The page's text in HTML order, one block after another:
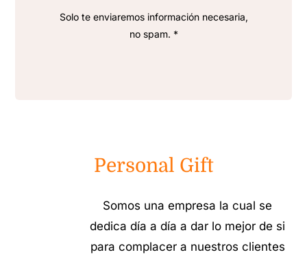
Solo te enviaremos información necesaria,
no spam. *
Personal Gift
Somos una empresa la cual se
dedica día a día a dar lo mejor de si
para complacer a nuestros clientes